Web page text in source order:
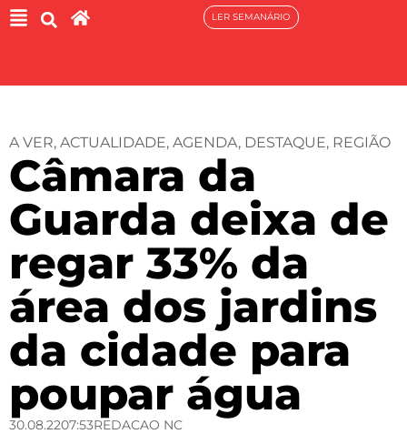
LER SEMANÁRIO
A VER, ACTUALIDADE, AGENDA, DESTAQUE, REGIÃO
Câmara da
Guarda deixa de
regar 33% da
área dos jardins
da cidade para
poupar água
30.08.2207:53REDACAO NC